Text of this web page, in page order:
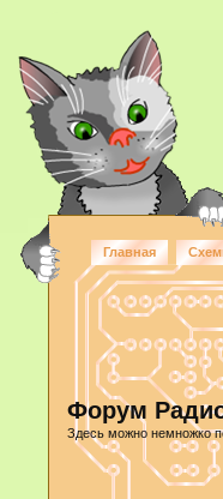
Главная
Форум
Здесь можно немножко